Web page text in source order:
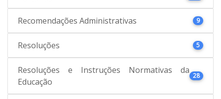
Recomendações Administrativas 9
Resoluções 5
Resoluções e Instruções Normativas da
Educação
28